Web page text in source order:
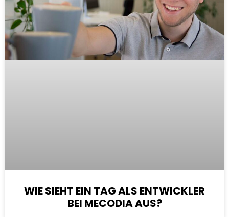
WIE SIEHT EIN TAG ALS ENTWICKLER
BEI MECODIA AUS?